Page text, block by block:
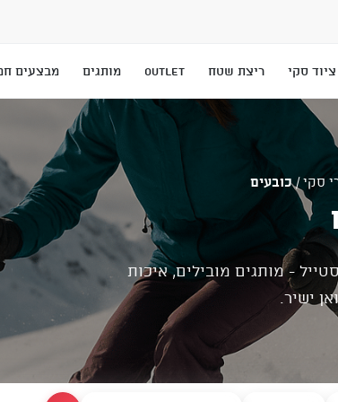
ציוד סקי ריצת שטח OUTLET מותגים מבצעים
סקי/כובעים
- מותגים מובילים, איכות
ישיר.